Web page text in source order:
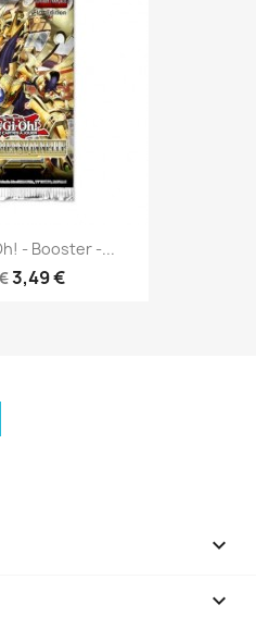
- Booster -...
3,49 €

